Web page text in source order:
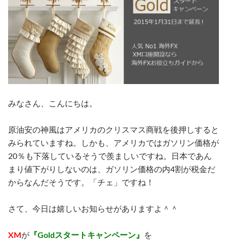
みなさん、こんにちは。
原油安の神風はアメリカのクリスマス商戦を後押しすると
みられていますね。しかも、アメリカではガソリン価格が
20％も下落しているそうで羨ましいですね。日本であん
まり値下がりしないのは、ガソリン価格の内4割が税金だ
からなんだそうです。「チェ」ですね！
さて、今日は嬉しいお知らせがありますよ＾＾
XM が 『Goldスタートキャンペーン』
を